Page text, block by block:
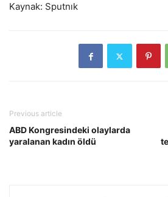
Kaynak: Sputnık
Previous article
ABD Kongresindeki olaylarda
yaralanan kadın öldü